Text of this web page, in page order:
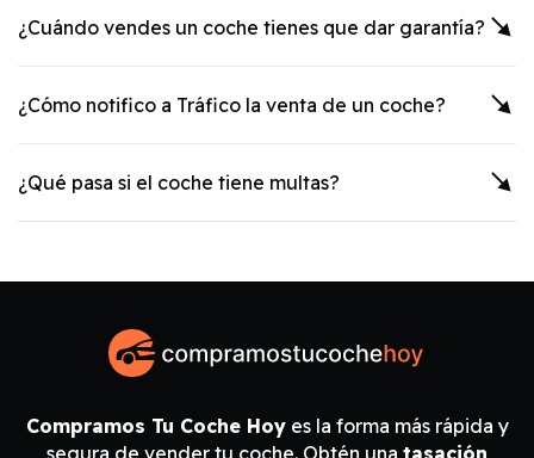
¿Cuándo vendes un coche tienes que dar garantía?
¿Cómo notifico a Tráfico la venta de un coche?
¿Qué pasa si el coche tiene multas?
Compramos Tu Coche Hoyes la forma más rápida y